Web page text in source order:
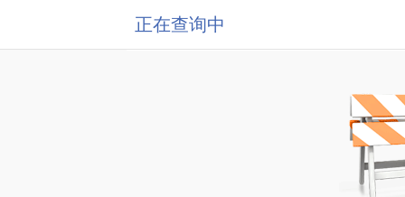
正在查询中